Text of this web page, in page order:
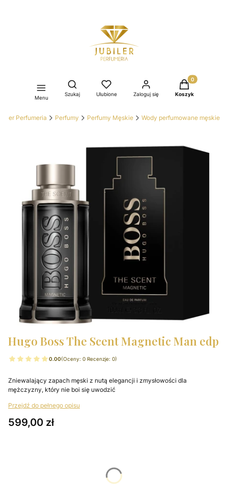
Menu
Otwórz wyszukiwarkę
Szukaj Ulubione Zaloguj się
Produkty w
Koszyk
Perfumeria Perfumy Perfumy Męskie Wody perfumowane męskie
Hugo Boss The Scent Magnetic Man edp
0.00(Oceny: 0 Recenzje: 0)
Zniewalający zapach męski z nutą elegancji i zmysłowości dla
mężczyzny, który nie boi się uwodzić
Przejdź do pełnego opisu
Cena
599,00 zł